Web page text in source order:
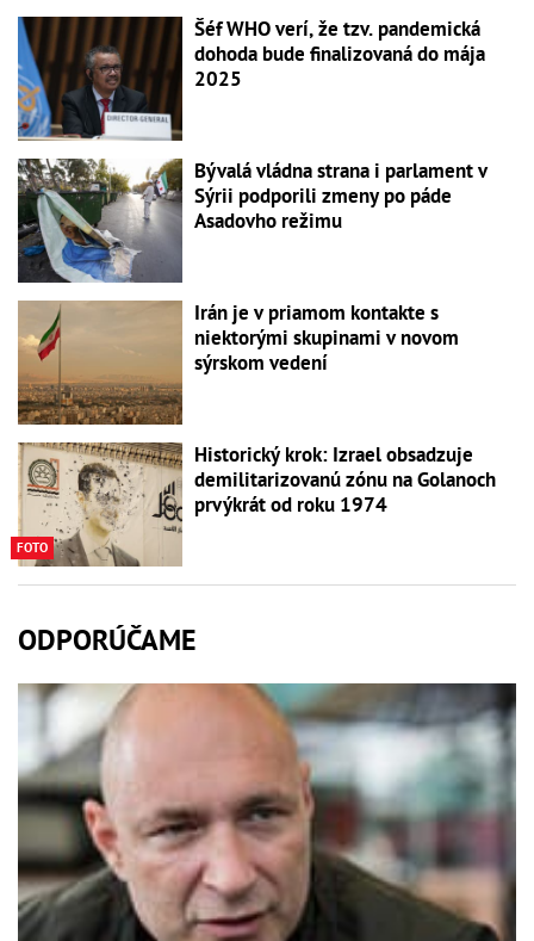
Šéf WHO verí, že tzv. pandemická
dohoda bude finalizovaná do mája
2025
Bývalá vládna strana i parlament v
Sýrii podporili zmeny po páde
Asadovho režimu
Irán je v priamom kontakte s
niektorými skupinami v novom
sýrskom vedení
FOTO
Historický krok: Izrael obsadzuje
demilitarizovanú zónu na Golanoch
prvýkrát od roku 1974
ODPORÚČAME